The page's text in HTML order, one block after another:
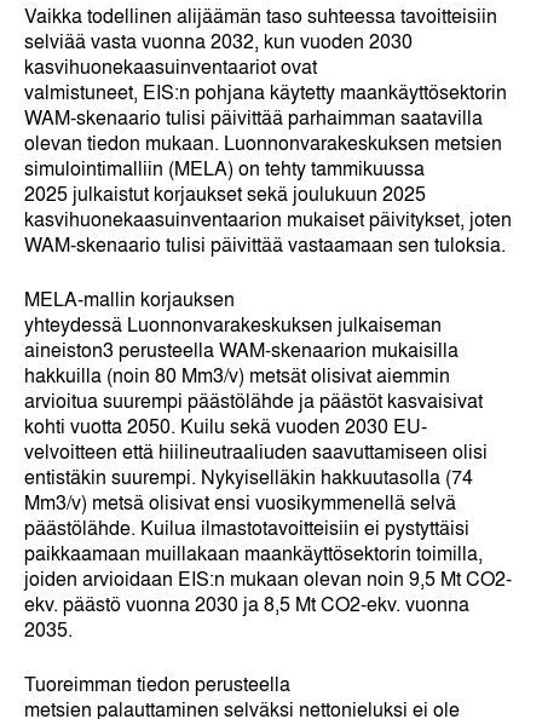
Vaikka todellinen alijäämän taso suhteessa tavoitteisiin
selviää vasta vuonna 2032, kun vuoden 2030
kasvihuonekaasuinventaariot ovat
valmistuneet, EIS:n pohjana käytetty maankäyttösektorin
WAM-skenaario tulisi päivittää parhaimman saatavilla
olevan tiedon mukaan. Luonnonvarakeskuksen metsien
simulointimalliin (MELA) on tehty tammikuussa
2025 julkaistut korjaukset sekä joulukuun 2025
kasvihuonekaasuinventaarion mukaiset päivitykset, joten
WAM-skenaario tulisi päivittää vastaamaan sen tuloksia.
MELA-mallin korjauksen
yhteydessä Luonnonvarakeskuksen julkaiseman
aineiston3 perusteella WAM-skenaarion mukaisilla
hakkuilla (noin 80 Mm3/v) metsät olisivat aiemmin
arvioitua suurempi päästölähde ja päästöt kasvaisivat
kohti vuotta 2050. Kuilu sekä vuoden 2030 EU-
velvoitteen että hiilineutraaliuden saavuttamiseen olisi
entistäkin suurempi. Nykyiselläkin hakkuutasolla (74
Mm3/v) metsä olisivat ensi vuosikymmenellä selvä
päästölähde. Kuilua ilmastotavoitteisiin ei pystyttäisi
paikkaamaan muillakaan maankäyttösektorin toimilla,
joiden arvioidaan EIS:n mukaan olevan noin 9,5 Mt CO2-
ekv. päästö vuonna 2030 ja 8,5 Mt CO2-ekv. vuonna
2035.
Tuoreimman tiedon perusteella
metsien palauttaminen selväksi nettonieluksi ei ole